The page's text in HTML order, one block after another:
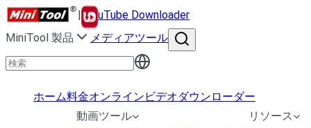
|
uTube Downloader
MiniTool 製品
メディアツール
ホーム料金オンラインビデオダウンローダー
動画ツール
リソース